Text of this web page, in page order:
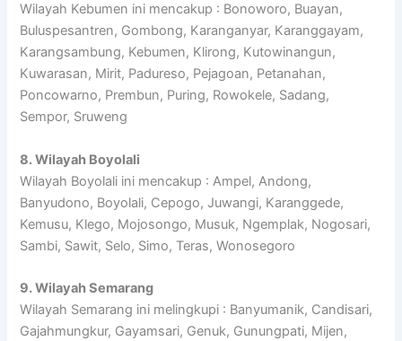
Wilayah Kebumen ini mencakup : Bonoworo, Buayan,
Buluspesantren, Gombong, Karanganyar, Karanggayam,
Karangsambung, Kebumen, Klirong, Kutowinangun,
Kuwarasan, Mirit, Padureso, Pejagoan, Petanahan,
Poncowarno, Prembun, Puring, Rowokele, Sadang,
Sempor, Sruweng
8. Wilayah Boyolali
Wilayah Boyolali ini mencakup : Ampel, Andong,
Banyudono, Boyolali, Cepogo, Juwangi, Karanggede,
Kemusu, Klego, Mojosongo, Musuk, Ngemplak, Nogosari,
Sambi, Sawit, Selo, Simo, Teras, Wonosegoro
9. Wilayah Semarang
Wilayah Semarang ini melingkupi : Banyumanik, Candisari,
Gajahmungkur, Gayamsari, Genuk, Gunungpati, Mijen,